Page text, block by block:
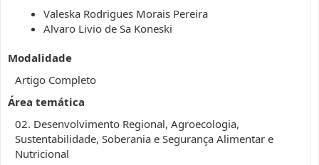
Valeska Rodrigues Morais Pereira
Alvaro Livio de Sa Koneski
Modalidade
Artigo Completo
Área temática
02. Desenvolvimento Regional, Agroecologia,
Sustentabilidade, Soberania e Segurança Alimentar e
Nutricional